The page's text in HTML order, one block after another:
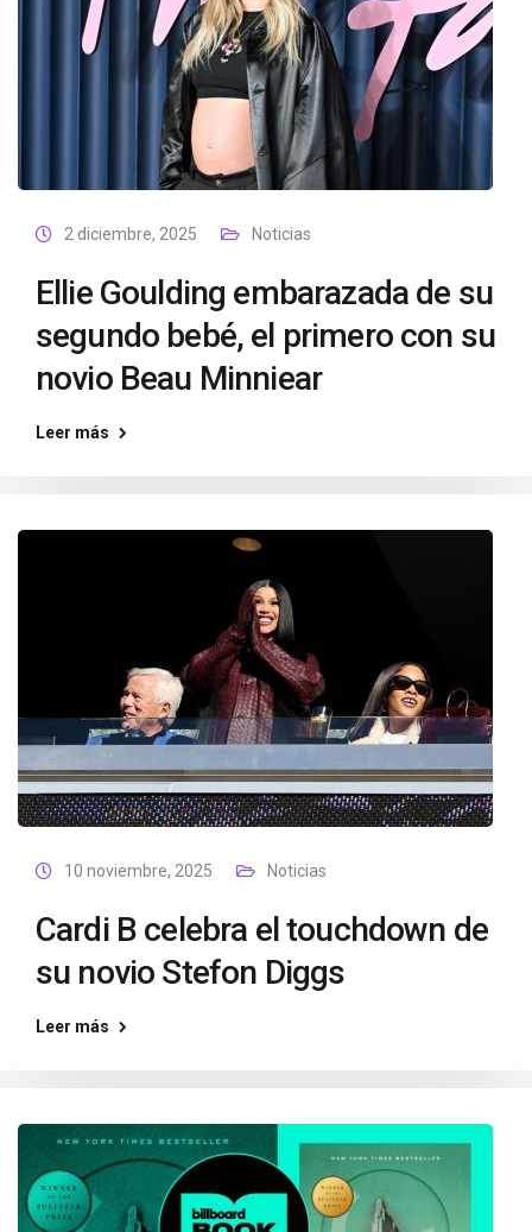
2 diciembre, 2025 Noticias
Ellie Goulding embarazada de su
segundo bebé, el primero con su
novio Beau Minniear
Leer más
10 noviembre, 2025 Noticias
Cardi B celebra el touchdown de
su novio Stefon Diggs
Leer más